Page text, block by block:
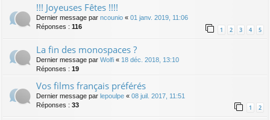
!!! Joyeuses Fêtes !!!!
Dernier message par ncounio « 01 janv. 2019, 11:06
Réponses : 116 1 2 3 4 5
La fin des monospaces ?
Dernier message par Wolfi « 18 déc. 2018, 13:10
Réponses : 19
Vos films français préférés
Dernier message par lepoulpe « 08 juil. 2017, 11:51
Réponses : 33 1 2